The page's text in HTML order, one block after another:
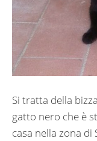
Si tratta della
gatto nero che è
casa nella zona